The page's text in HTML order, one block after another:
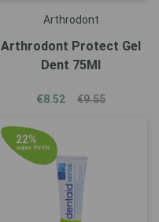
Arthrodont
Arthrodont Protect Gel
Dent 75Ml
€8.52 €9.55
22%
sobre P.V.P.R